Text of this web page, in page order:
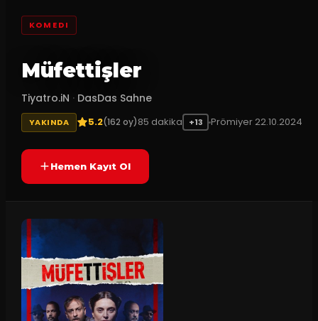
KOMEDI
Müfettişler
Tiyatro.iN · DasDas Sahne
YAKINDA 5.2(162 oy)85 dakika +13 Prömiyer 22.10.2024
Hemen Kayıt Ol